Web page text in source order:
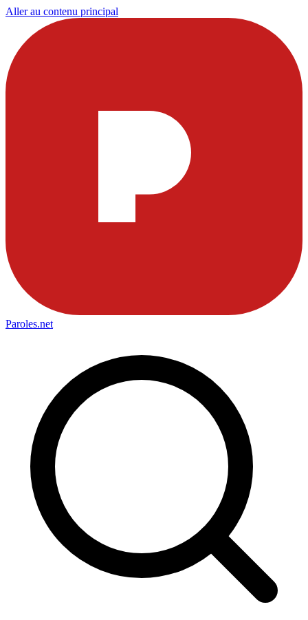
Aller au contenu principal
Paroles.net